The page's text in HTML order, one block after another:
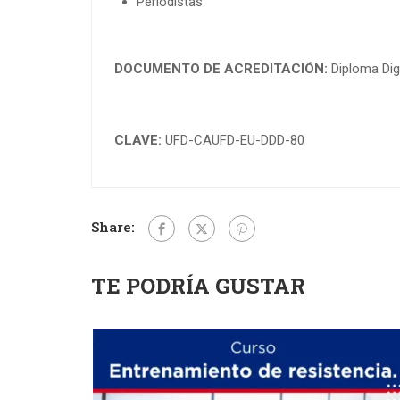
DOCUMENTO DE ACREDITACIÓN: Diploma
CLAVE: UFD-CAUFD-EU-DDD-80
Share:
TE PODRÍA GUSTAR